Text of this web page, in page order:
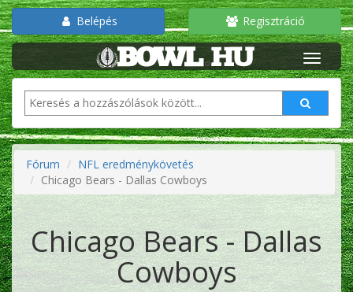
Belépés Regisztráció
Fórum
NFL eredménykövetés
Chicago Bears - Dallas Cowboys
Chicago Bears - Dallas
Cowboys